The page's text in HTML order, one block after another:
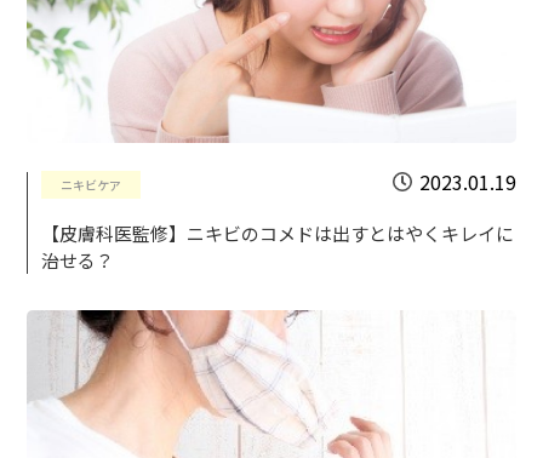
ニキビケア 2023.01.19
【皮膚科医監修】ニキビのコメドは出すとはやくキレイに
治せる？